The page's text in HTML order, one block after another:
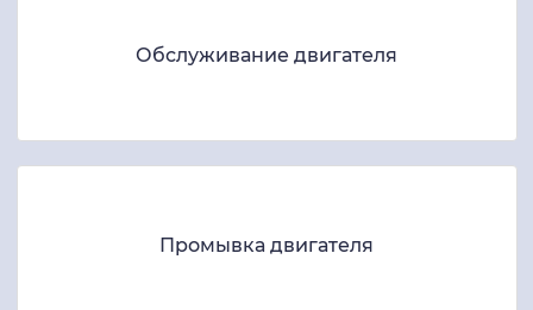
Обслуживание двигателя
Промывка двигателя